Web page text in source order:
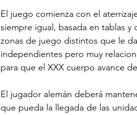
El juego comienza con el
siempre igual, basada en tablas
zonas de juego distintos que le
independientes pero muy
para que el XXX cuerpo avance
El jugador alemán deberá
que pueda la llegada de las